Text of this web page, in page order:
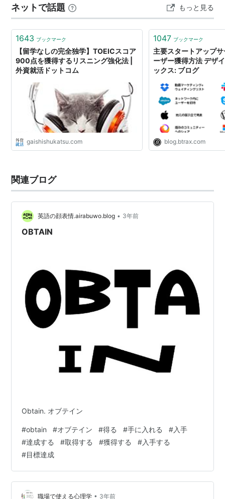
リーが出て来ます。…
ネットで話題 もっと見る
1643 ブックマーク
【留学なしの完全独学】TOEICスコア
900点を獲得するリスニング強化法 |
外資就活ドットコム
gaishishukatsu.com
1047 ブックマーク
主要スタートアップ
ーザー獲得方法 デザ
ックス: ブログ
blog.btrax.com
関連ブログ
英語の顔表情.airabuwo.blog • 3年前
OBTAIN
Obtain. オブテイン
#obtain #オブテイン #得る #手に入れる #入手
#達成する #取得する #獲得する #入手する
#目標達成
職場で使える心理学 • 3年前